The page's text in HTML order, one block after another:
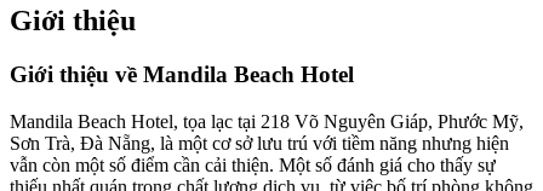
Giới thiệu
Giới thiệu về Mandila Beach Hotel
Mandila Beach Hotel, tọa lạc tại 218 Võ Nguyên Giáp, Phước Mỹ,
Sơn Trà, Đà Nẵng, là một cơ sở lưu trú với tiềm năng nhưng hiện
vẫn còn một số điểm cần cải thiện. Một số đánh giá cho thấy sự
thiếu nhất quán trong chất lượng dịch vụ, từ việc bố trí phòng không